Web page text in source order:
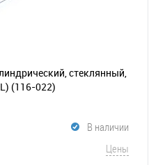
стеклянный,
(116-022)
В наличии
Цены